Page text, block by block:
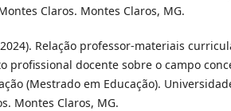
Claros. Montes Claros, MG.
Relação professor-materiais
profissional docente sobre o campo
(Mestrado em Educação).
Montes Claros, MG.